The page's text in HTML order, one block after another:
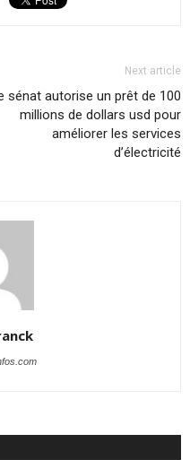
Next article
sénat autorise un prêt de 100
millions de dollars usd pour
améliorer les services
d’électricité